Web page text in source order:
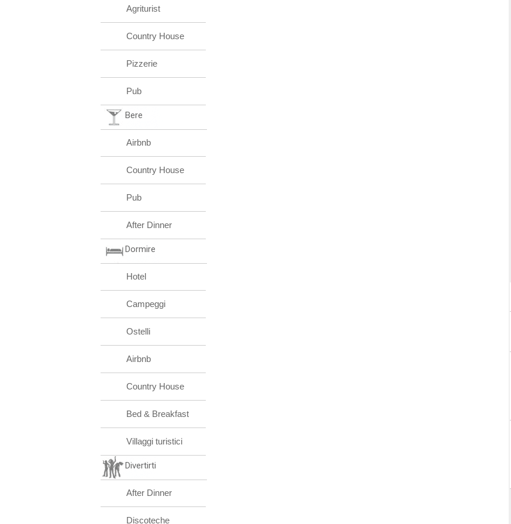
Agriturist
Country House
Pizzerie
Pub
Bere
Airbnb
Country House
Pub
After Dinner
Dormire
Hotel
Campeggi
Ostelli
Airbnb
Country House
Bed & Breakfast
Villaggi turistici
Divertirti
After Dinner
Discoteche